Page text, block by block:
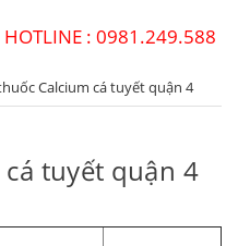
HOTLINE : 0981.249.588
Calcium cá tuyết quận 4
tuyết quận 4